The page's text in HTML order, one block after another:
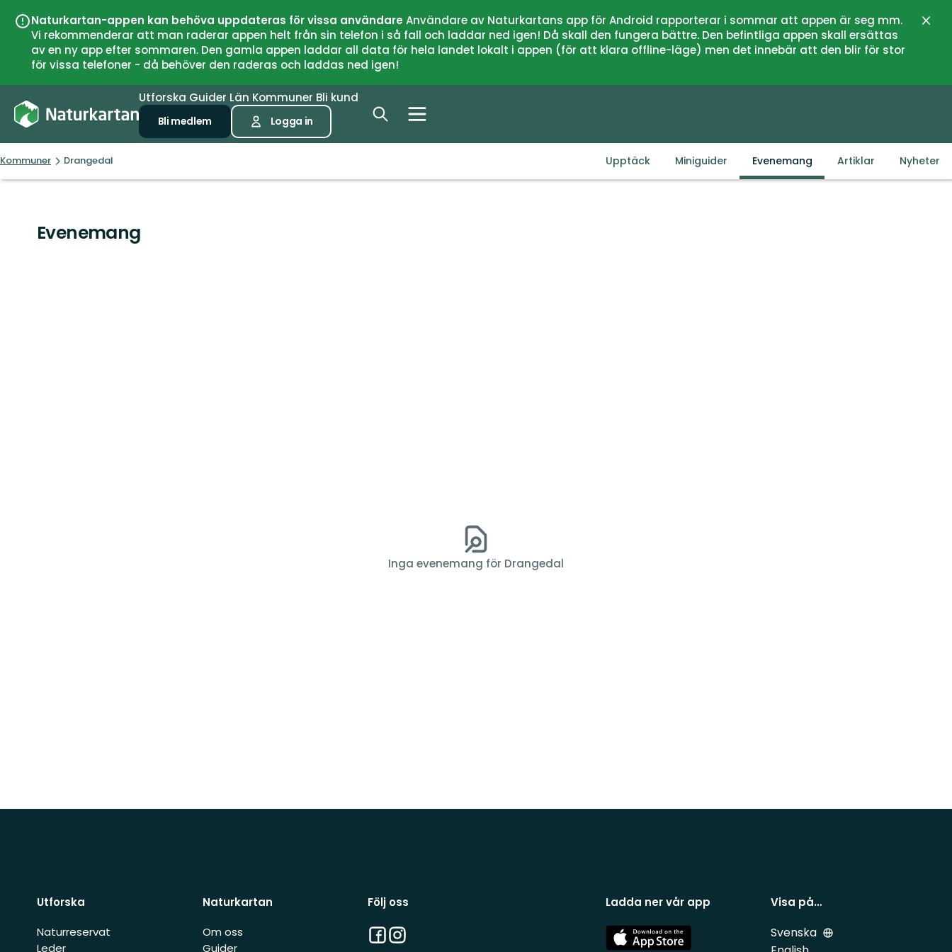
Naturkartan-appen kan behöva uppdateras för vissa användareAnvändare av Naturkartans app för Android rapporterar i sommar att appen är seg mm.
Vi rekommenderar att man raderar appen helt från sin telefon i så fall och laddar ned igen! Då skall den fungera bättre. Den befintliga appen skall ersättas
av en ny app efter sommaren. Den gamla appen laddar all data för hela landet lokalt i appen (för att klara offline-läge) men det innebär att den blir för stor
för vissa telefoner - då behöver den raderas och laddas ned igen!
Utforska Guider Län Kommuner Bli kund
Bli medlem Logga in
Kommuner Drangedal Upptäck Miniguider Evenemang Artiklar Nyheter
Evenemang
Inga evenemang för Drangedal
Utforska
Naturreservat
Leder
Naturkartan
Om oss
Guider
Följ oss
Facebook
Instagram
Ladda ner vår app
App
Store
Visa på…
Svenska